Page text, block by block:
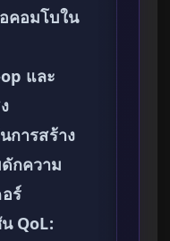
คอมโบใน
และ
การสร้าง
กความ
ร์
QoL: